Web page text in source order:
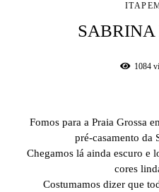
SABRINA
1084
Fomos para a Praia Grossa
pré-casamento da
Chegamos lá ainda escuro e
cores
Costumamos dizer que